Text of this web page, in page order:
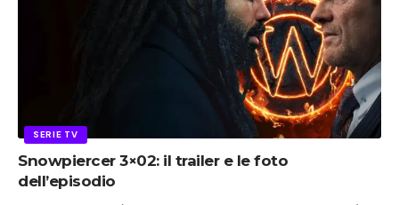
SERIE TV
Snowpiercer 3×02: il trailer e le foto
dell’episodio